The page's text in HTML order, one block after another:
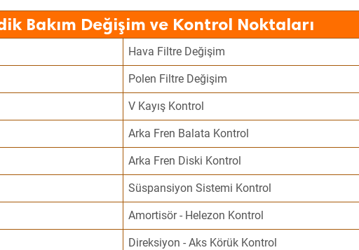
Bakım Değişim ve Kontrol Noktaları
Hava Filtre Değişim
Polen Filtre Değişim
V Kayış Kontrol
Arka Fren Balata Kontrol
Arka Fren Diski Kontrol
Süspansiyon Sistemi Kontrol
Amortisör - Helezon Kontrol
Direksiyon - Aks Körük Kontrol